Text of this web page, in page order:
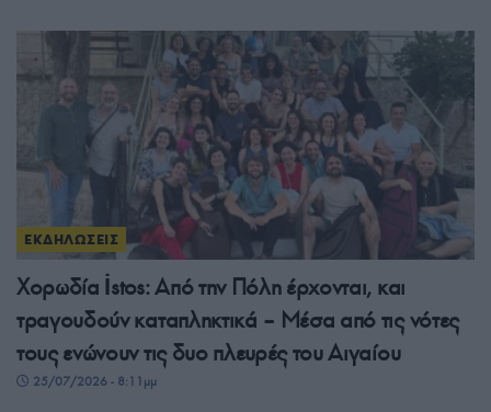
ΕΚΔΗΛΩΣΕΙΣ
Χορωδία İstos: Από την Πόλη έρχονται, και
τραγουδούν καταπληκτικά – Μέσα από τις νότες
τους ενώνουν τις δυο πλευρές του Αιγαίου
25/07/2026 - 8:11μμ